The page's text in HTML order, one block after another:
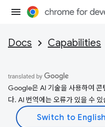
Docs Capabilities
Google은 AI 기술을 사용하여 콘
다. AI 번역에는 오류가 있을 수 있